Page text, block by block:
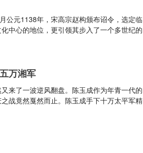
公元1138年，宋高宗赵构颁布诏令，选定临
中心的地位，更引领其步入了一个多世纪的
万湘军
来了一波逆风翻盘。陈玉成作为年青一代的
战竟然戛然而止。陈玉成手下十万太平军精